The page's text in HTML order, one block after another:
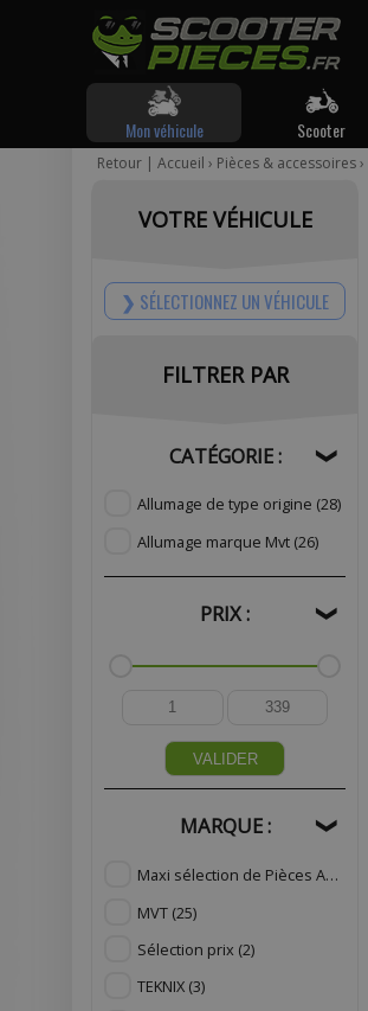
Mon véhicule Scooter
Retour | Accueil › Pièces & accessoires›
VOTRE VÉHICULE
SÉLECTIONNEZ UN VÉHICULE
FILTRER PAR
CATÉGORIE : ❯
Allumage de type origine (28)
Allumage marque Mvt (26)
PRIX : ❯
VALIDER
MARQUE : ❯
Maxi sélection de Pièces Adaptables
MVT (25)
Sélection prix (2)
TEKNIX (3)